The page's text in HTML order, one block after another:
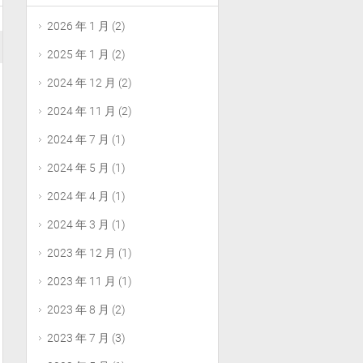
2026 年 1 月 (2)
2025 年 1 月 (2)
2024 年 12 月 (2)
2024 年 11 月 (2)
2024 年 7 月 (1)
2024 年 5 月 (1)
2024 年 4 月 (1)
2024 年 3 月 (1)
2023 年 12 月 (1)
2023 年 11 月 (1)
2023 年 8 月 (2)
2023 年 7 月 (3)